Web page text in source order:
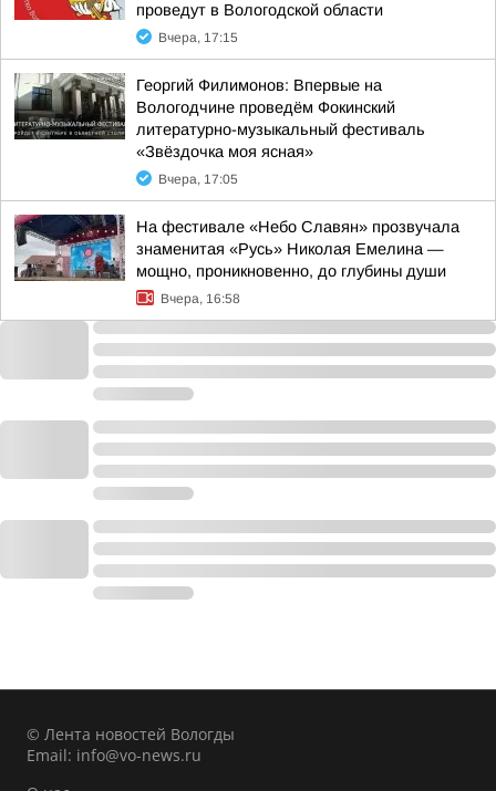
проведут в Вологодской области
Вчера, 17:15
Георгий Филимонов: Впервые на
Вологодчине проведём Фокинский
литературно-музыкальный фестиваль
«Звёздочка моя ясная»
Вчера, 17:05
На фестивале «Небо Славян» прозвучала
знаменитая «Русь» Николая Емелина —
мощно, проникновенно, до глубины души
Вчера, 16:58
© Лента новостей Вологды
Email: info@vo-news.ru